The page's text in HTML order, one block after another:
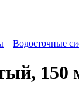
Водосточные
150